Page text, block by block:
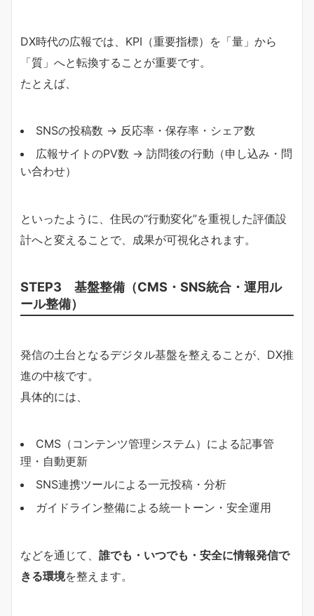
DX時代の広報では、KPI（重要指標）を「量」から
「質」へと転換することが重要です。
たとえば、
SNSの投稿数 → 反応率・保存率・シェア数
広報サイトのPV数 → 訪問後の行動（申し込み・問
い合わせ）
といったように、住民の“行動変化”を重視した評価設
計へと変えることで、成果が可視化されます。
STEP3 基盤整備（CMS・SNS統合・運用ル
ール整備）
発信の土台となるデジタル基盤を整えることが、DX推
進の中核です。
具体的には、
CMS（コンテンツ管理システム）による記事管
理・自動更新
SNS連携ツールによる一元投稿・分析
ガイドライン整備による統一トーン・安全運用
などを通じて、 誰でも・いつでも・安全に情報発信で
きる環境を整えます。